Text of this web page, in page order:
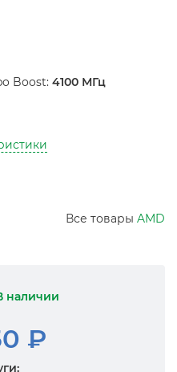
Boost: 4100 МГц
Все товары AMD
наличии
₽